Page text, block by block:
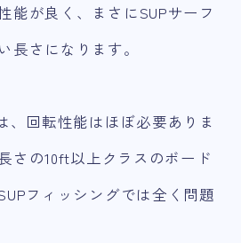
能が良く、まさにSUPサーフ
長さになります。
、回転性能はほぼ必要ありま
さの10ft以上クラスのボード
フィッシングでは全く問題